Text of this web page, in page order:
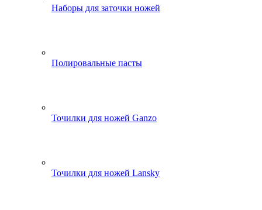
Наборы для заточки ножей
Полировальные пасты
Точилки для ножей Ganzo
Точилки для ножей Lansky